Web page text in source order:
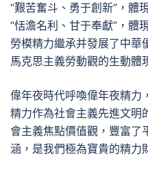
“艱苦奮斗、勇于創新”，體
“恬澹名利、甘于奉獻”，體
勞模精力繼承并發展了中華
馬克思主義勞動觀的生動體
偉年夜時代呼喚偉年夜精力
精力作為社會主義先進文明
會主義焦點價值觀，豐富了
涵，是我們極為寶貴的精力